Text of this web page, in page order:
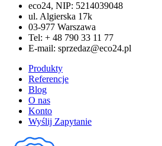
eco24, NIP: 5214039048
ul. Algierska 17k
03-977 Warszawa
Tel: + 48 790 33 11 77
E-mail: sprzedaz@eco24.pl
Produkty
Referencje
Blog
O nas
Konto
Wyślij Zapytanie